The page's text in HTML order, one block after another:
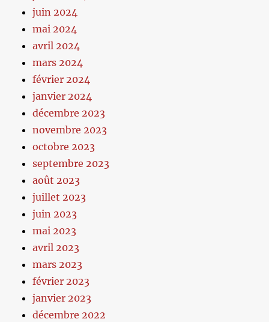
juin 2024
mai 2024
avril 2024
mars 2024
février 2024
janvier 2024
décembre 2023
novembre 2023
octobre 2023
septembre 2023
août 2023
juillet 2023
juin 2023
mai 2023
avril 2023
mars 2023
février 2023
janvier 2023
décembre 2022